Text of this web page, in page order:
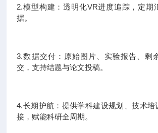
2.模型构建：透明化VR进度追踪，定期
据。
3.数据交付：原始图片、实验报告、剩
交，支持结题与论文投稿。
4.长期护航：提供学科建设规划、技术培
接，赋能科研全周期。